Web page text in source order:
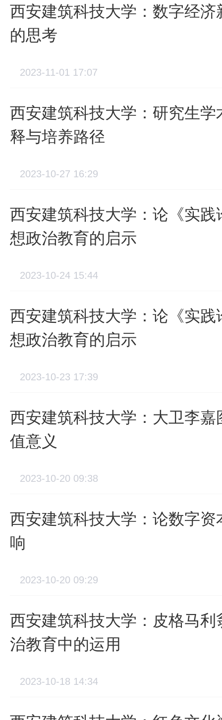
西安建筑科技大学：数字经
的思考
2023-11-01 17:07
西安建筑科技大学：研究生
释与培养路径
2023-10-27 16:29
西安建筑科技大学：论《实
想政治教育的启示
2023-10-24 15:44
西安建筑科技大学：论《实
想政治教育的启示
2023-10-23 17:39
西安建筑科技大学：大卫李
值意义
2023-10-20 09:38
西安建筑科技大学：论数字
响
2023-10-20 09:29
西安建筑科技大学：皮格马
治教育中的运用
2023-10-18 14:34